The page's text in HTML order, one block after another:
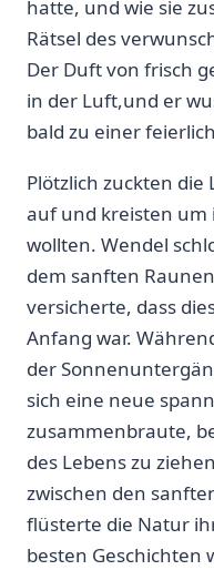
hatte, und wie sie
Rätsel des
Der Duft von ​frisch
in der Luft,und ​er
bald zu einer
Plötzlich​ zuckten
auf und kreisten um
wollten. Wendel
dem sanften
versicherte,⁢ dass
Anfang war.
der
sich eine neue
zusammenbraute,
des Lebens zu
zwischen den
flüsterte ⁤die Natur
besten Geschichten